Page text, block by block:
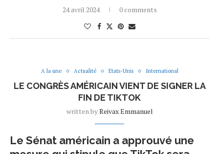
24 avril 2024 0 comments
A la une Actualité Etats-Unis International
LE CONGRÈS AMÉRICAIN VIENT DE SIGNER LA
FIN DE TIKTOK
written byReivax Emmanuel
Le Sénat américain a approuvé une